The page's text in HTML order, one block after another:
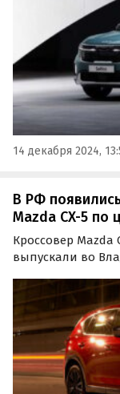
14 декабря 2024,
В РФ
Mazda CX-5 по
Кроссовер Mazda
выпускали во
одном из
стартуют от 2
дня».